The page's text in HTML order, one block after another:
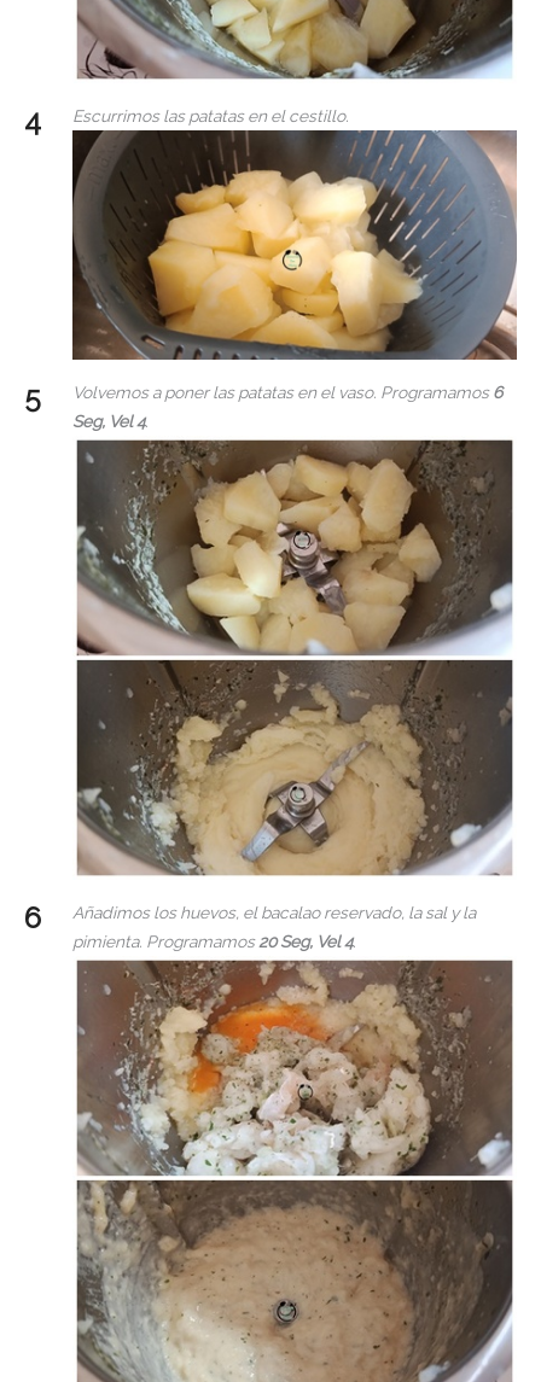
Escurrimos las patatas en el cestillo.
Volvemos a poner las patatas en el vaso. Programamos6
Seg, Vel 4.
Añadimos los huevos, el bacalao reservado, la sal y la
pimienta. Programamos20 Seg, Vel 4.